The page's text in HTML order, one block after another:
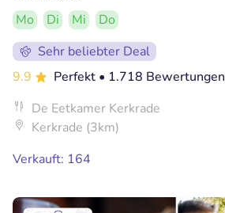
Mo Di Mi
Do
Sehr beliebter Deal
9.9
Perfekt • 1.718 Bewertungen
De Eetkamer Kerkrade
Kerkrade (3km)
Verkauft: 164